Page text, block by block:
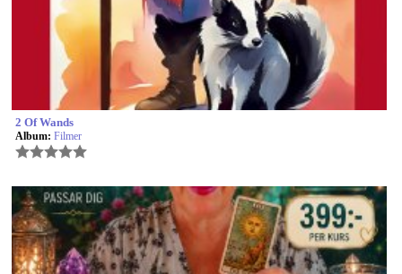
2 Of Wands
Album: Filmer